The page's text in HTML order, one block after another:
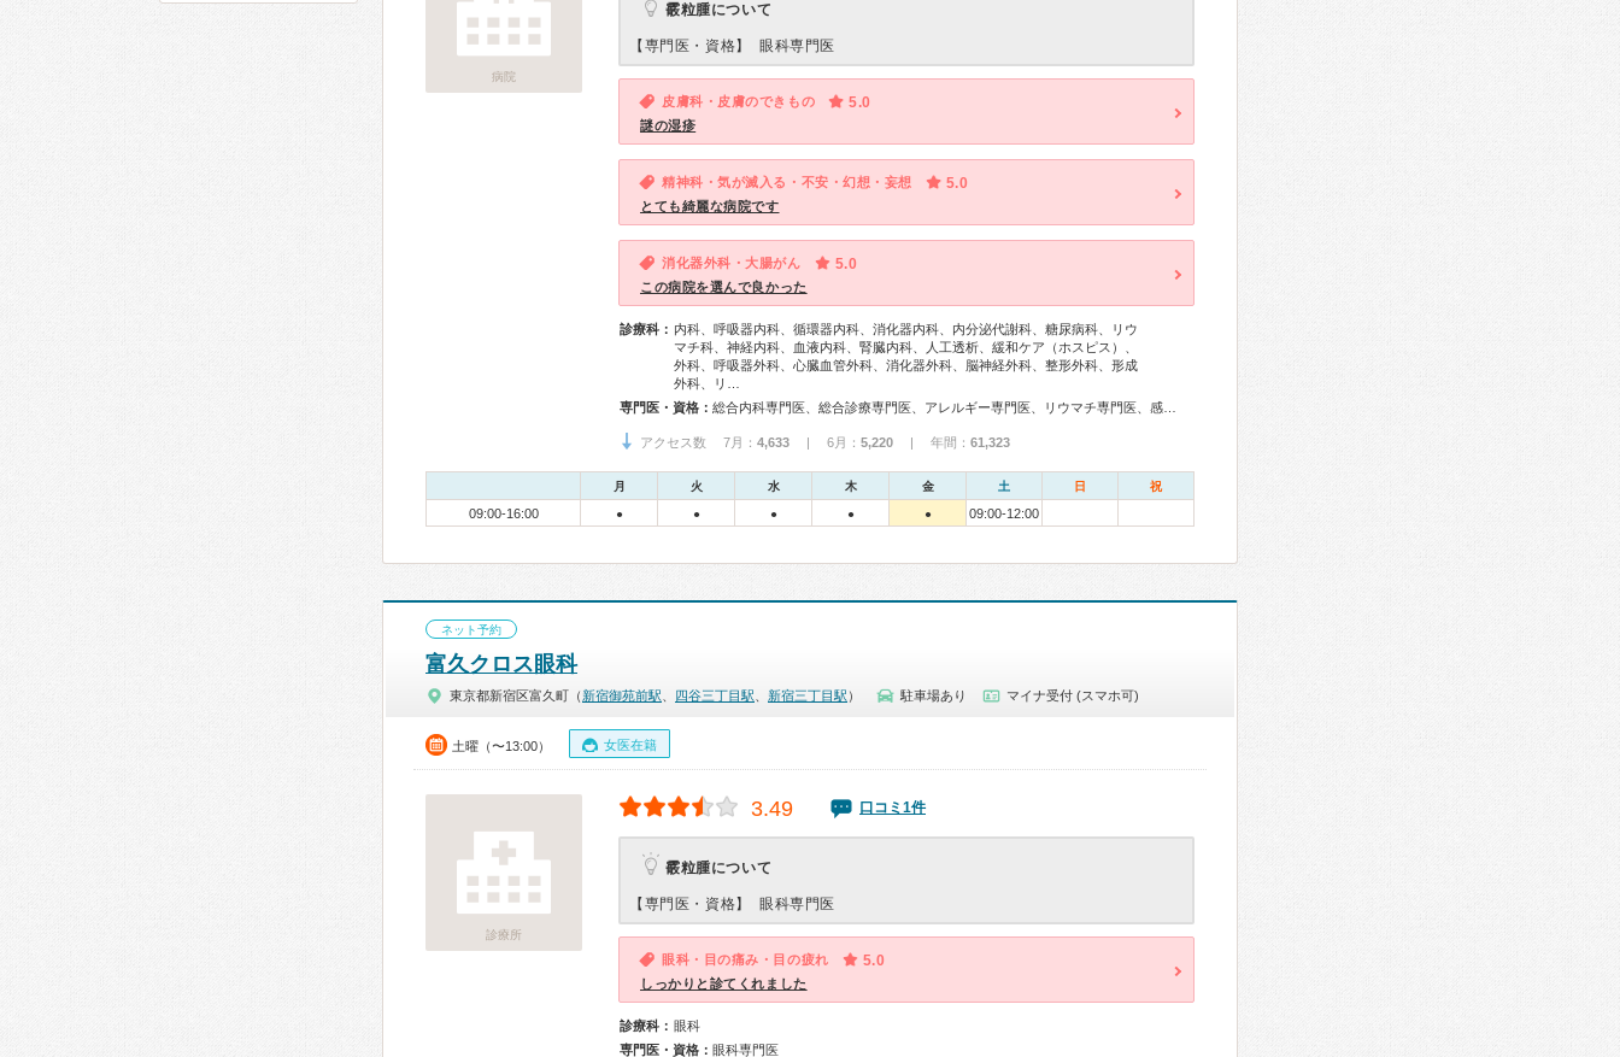
病院
霰粒腫について
【専門医・資格】 眼科専門医
皮膚科・皮膚のできもの 5.0
謎の湿疹
精神科・気が滅入る・不安・幻想・妄想 5.0
とても綺麗な病院です
消化器外科・大腸がん 5.0
この病院を選んで良かった
診療科： 内科、呼吸器内科、循環器内科、消化器内科、内分泌代謝科、糖尿病科、リウ
マチ科、神経内科、血液内科、腎臓内科、人工透析、緩和ケア（ホスピス）、
外科、呼吸器外科、心臓血管外科、消化器外科、脳神経外科、整形外科、形成
外科、リ…
専門医・資格：
アクセス数 7月： 4,633 | 6月： 5,220 | 年間： 61,323
月 火 水 木 金 土 日 祝
09:00-16:00 ● ● ● ● ● 09:00-12:00
ネット予約
富久クロス眼科
東京都新宿区富久町（ 新宿御苑前駅 四谷三丁目駅 新宿三丁目駅 ） 駐車場あり マイナ受付 (スマホ可)
土曜（〜13:00） 女医在籍
診療所
3.49 口コミ1件
霰粒腫について
【専門医・資格】 眼科専門医
眼科・目の痛み・目の疲れ 5.0
しっかりと診てくれました
診療科： 眼科
専門医・資格： 眼科専門医